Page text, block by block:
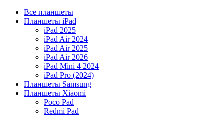
Все планшеты
Планшеты iPad
iPad 2025
iPad Air 2024
iPad Air 2025
iPad Air 2026
iPad Mini 4 2024
iPad Pro (2024)
Планшеты Samsung
Планшеты Xiaomi
Poco Pad
Redmi Pad